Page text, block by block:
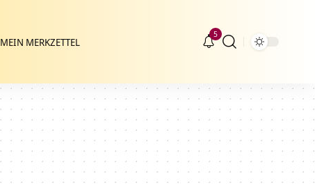
MEIN MERKZETTEL
5